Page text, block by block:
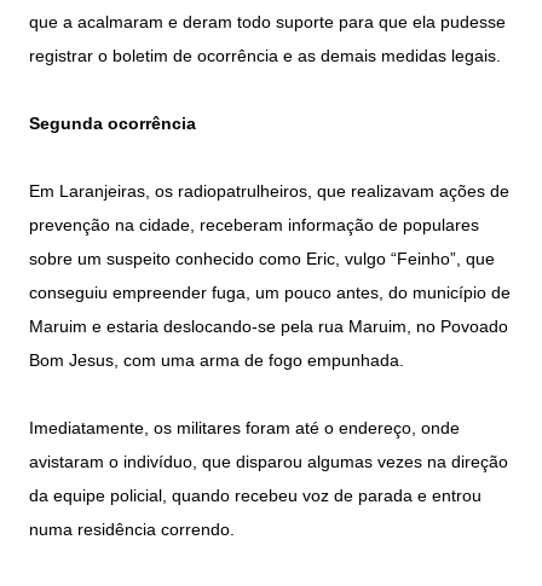
que a acalmaram e deram todo suporte para que ela pudesse
registrar o boletim de ocorrência e as demais medidas legais.
Segunda ocorrência
Em Laranjeiras, os radiopatrulheiros, que realizavam ações de
prevenção na cidade, receberam informação de populares
sobre um suspeito conhecido como Eric, vulgo “Feinho”, que
conseguiu empreender fuga, um pouco antes, do município de
Maruim e estaria deslocando-se pela rua Maruim, no Povoado
Bom Jesus, com uma arma de fogo empunhada.
Imediatamente, os militares foram até o endereço, onde
avistaram o indivíduo, que disparou algumas vezes na direção
da equipe policial, quando recebeu voz de parada e entrou
numa residência correndo.